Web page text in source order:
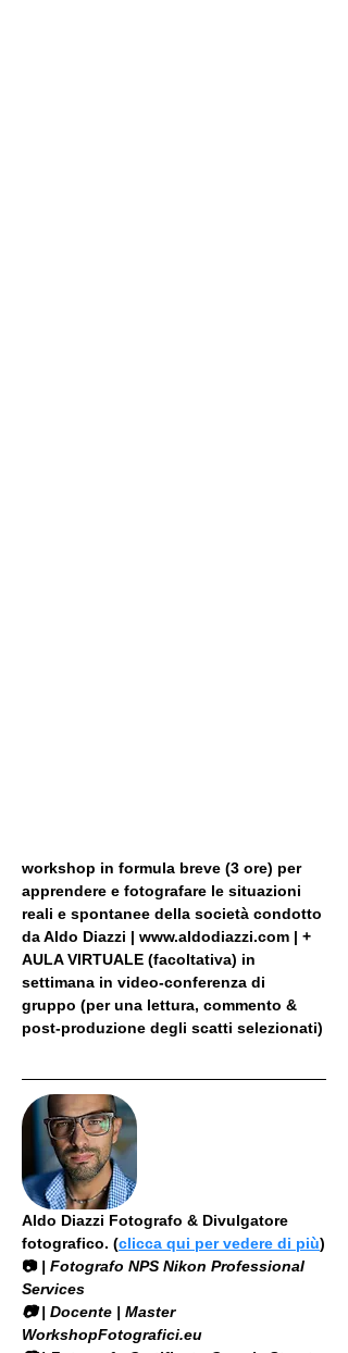
workshop in formula breve (3 ore) per
apprendere e fotografare le situazioni
reali e spontanee della società condotto
da Aldo Diazzi | www.aldodiazzi.com | +
AULA VIRTUALE (facoltativa) in
settimana in video-conferenza di
gruppo (per una lettura, commento &
post-produzione degli scatti selezionati)
Aldo Diazzi Fotografo & Divulgatore
fotografico. (clicca qui per vedere di più)
📷 | Fotografo NPS Nikon Professional
Services
​📷 | Docente | Master
WorkshopFotografici.eu